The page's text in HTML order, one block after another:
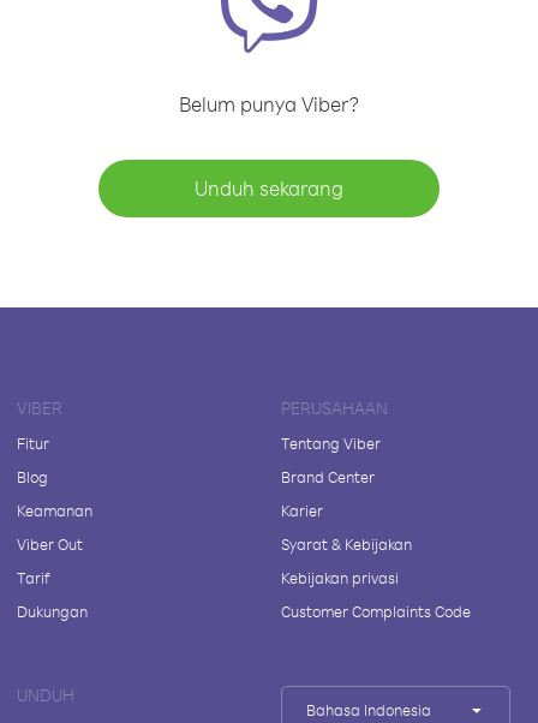
Belum punya Viber?
Unduh sekarang
VIBER
Fitur
Blog
Keamanan
Viber Out
Tarif
Dukungan
PERUSAHAAN
Tentang Viber
Brand Center
Karier
Syarat & Kebijakan
Kebijakan privasi
Customer Complaints Code
UNDUH
Bahasa Indonesia